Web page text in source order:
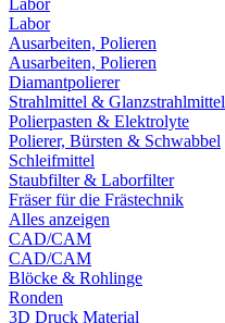
Labor
Labor
Ausarbeiten, Polieren
Ausarbeiten, Polieren
Diamantpolierer
Strahlmittel & Glanzstrahlmittel
Polierpasten & Elektrolyte
Polierer, Bürsten & Schwabbel
Schleifmittel
Staubfilter & Laborfilter
Fräser für die Frästechnik
Alles anzeigen
CAD/CAM
CAD/CAM
Blöcke & Rohlinge
Ronden
3D Druck Material